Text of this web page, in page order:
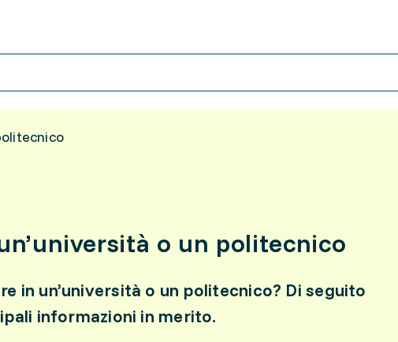
o un politecnico
in un’università o un politecnico? Di seguito
informazioni in merito.